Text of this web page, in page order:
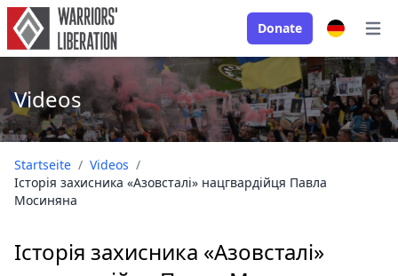
Donate
Videos
Startseite / Videos /
Історія захисника «Азовсталі» нацгвардійця Павла
Мосиняна
Історія захисника «Азовсталі»